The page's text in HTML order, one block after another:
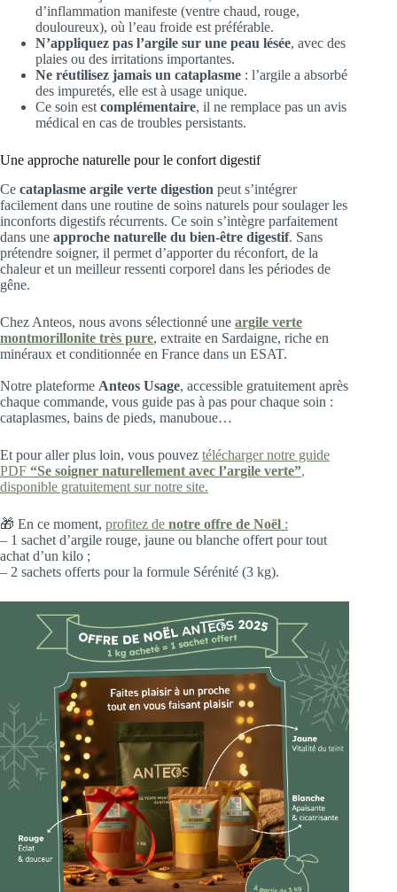
d’inflammation manifeste (ventre chaud, rouge,
douloureux), où l’eau froide est préférable.
N’appliquez pas l’argile sur une peau lésée, avec des
plaies ou des irritations importantes.
Ne réutilisez jamais un cataplasme : l’argile a absorbé
des impuretés, elle est à usage unique.
Ce soin est complémentaire, il ne remplace pas un avis
médical en cas de troubles persistants.
Une approche naturelle pour le confort digestif
Ce cataplasme argile verte digestion peut s’intégrer
facilement dans une routine de soins naturels pour soulager les
inconforts digestifs récurrents. Ce soin s’intègre parfaitement
dans une approche naturelle du bien-être digestif. Sans
prétendre soigner, il permet d’apporter du réconfort, de la
chaleur et un meilleur ressenti corporel dans les périodes de
gêne.
Chez Anteos, nous avons sélectionné une argile verte
montmorillonite très pure, extraite en Sardaigne, riche en
minéraux et conditionnée en France dans un ESAT.
Notre plateforme Anteos Usage, accessible gratuitement après
chaque commande, vous guide pas à pas pour chaque soin :
cataplasmes, bains de pieds, manuboue…
Et pour aller plus loin, vous pouvez télécharger notre guide
PDF “Se soigner naturellement avec l’argile verte”,
disponible gratuitement sur notre site.
🎁 En ce moment, profitez de notre offre de Noël :
– 1 sachet d’argile rouge, jaune ou blanche offert pour tout
achat d’un kilo ;
– 2 sachets offerts pour la formule Sérénité (3 kg).